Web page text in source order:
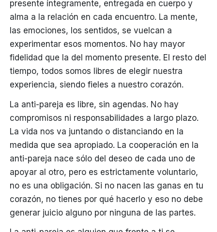
presente íntegramente, entregada en cuerpo y
alma a la relación en cada encuentro. La mente,
las emociones, los sentidos, se vuelcan a
experimentar esos momentos. No hay mayor
fidelidad que la del momento presente. El resto del
tiempo, todos somos libres de elegir nuestra
experiencia, siendo fieles a nuestro corazón.
La anti-pareja es libre, sin agendas. No hay
compromisos ni responsabilidades a largo plazo.
La vida nos va juntando o distanciando en la
medida que sea apropiado. La cooperación en la
anti-pareja nace sólo del deseo de cada uno de
apoyar al otro, pero es estrictamente voluntario,
no es una obligación. Si no nacen las ganas en tu
corazón, no tienes por qué hacerlo y eso no debe
generar juicio alguno por ninguna de las partes.